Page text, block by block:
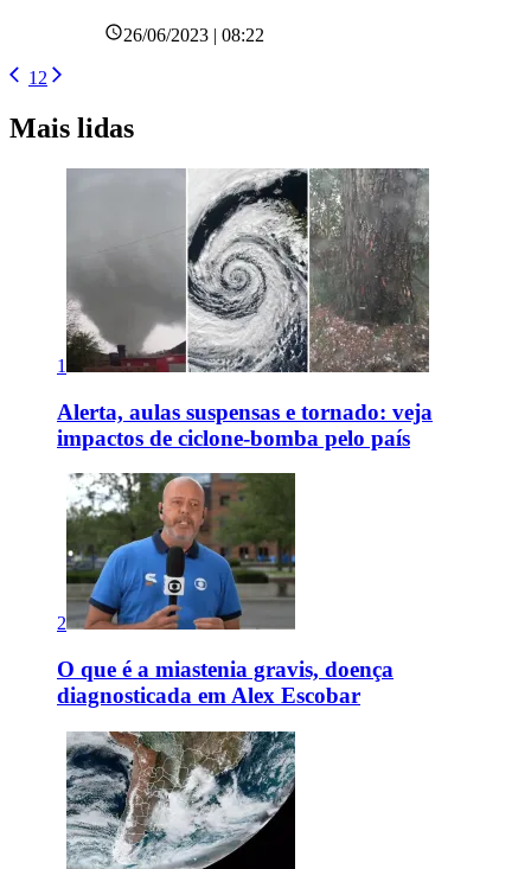
26/06/2023 | 08:22
1 2
Mais lidas
1
Alerta, aulas suspensas e tornado: veja
impactos de ciclone-bomba pelo país
2
O que é a miastenia gravis, doença
diagnosticada em Alex Escobar